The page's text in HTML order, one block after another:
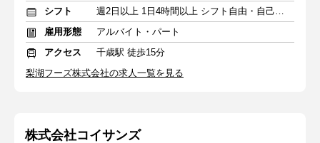
シフト
週2日以上 1日4時間以上 シフト自由・自己申告
雇用形態
アルバイト・パート
アクセス
千歳駅 徒歩15分
梨湖フーズ株式会社の求人一覧を見る
株式会社コイサンズ